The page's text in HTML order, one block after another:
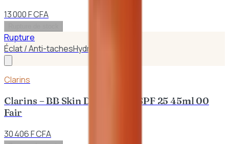
13 000 F CFA
Rupture
Éclat / Anti-tachesHydratant
Clarins
Clarins – BB Skin Detox Fluid SPF 25 45ml 00
Fair
30 406 F CFA